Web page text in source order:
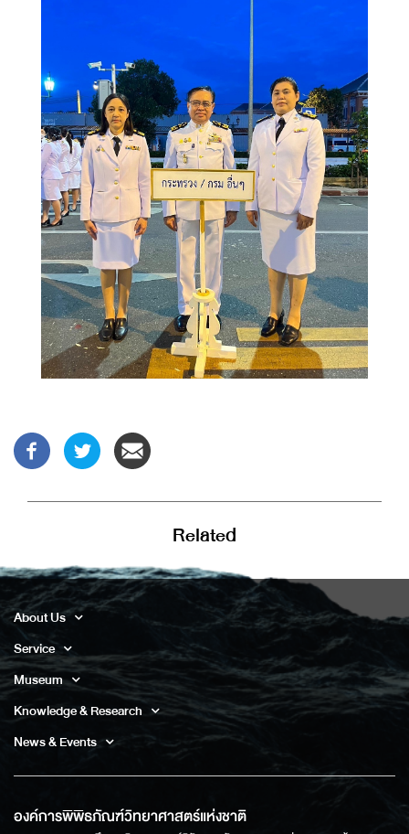
Related
About Us
Service
Museum
Knowledge & Research
News & Events
องค์การพิพิธภัณฑ์วิทยาศาสตร์แห่งชาติ